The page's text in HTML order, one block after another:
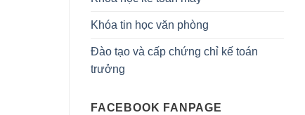
Khóa tin học văn phòng
Đào tạo và cấp chứng chỉ kế toán
trưởng
FACEBOOK FANPAGE